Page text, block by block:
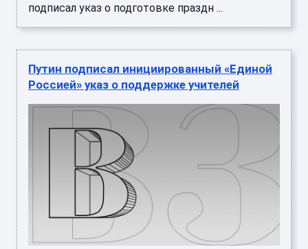
подписал указ о подготовке праздн ...
Путин подписал инициированный «Единой
Россией» указ о поддержке учителей